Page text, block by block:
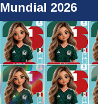
Mundial 2026